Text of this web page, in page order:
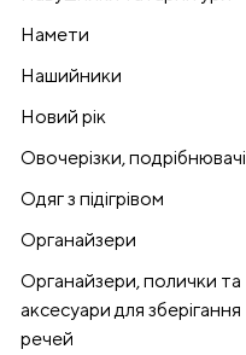
Намети
Нашийники
Новий рік
Овочерізки, подрібнювачі
Одяг з підігрівом
Органайзери
Органайзери, полички та
аксесуари для зберігання
речей